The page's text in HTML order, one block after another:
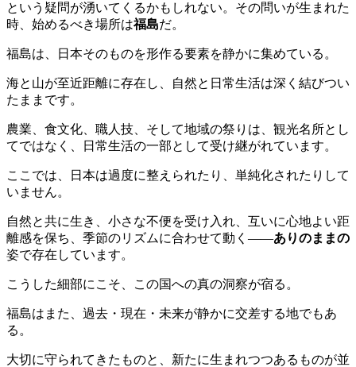
という疑問が湧いてくるかもしれない。その問いが生まれた
時、始めるべき場所は福島だ。
福島は、日本そのものを形作る要素を静かに集めている。
海と山が至近距離に存在し、自然と日常生活は深く結びつい
たままです。
農業、食文化、職人技、そして地域の祭りは、観光名所とし
てではなく、日常生活の一部として受け継がれています。
ここでは、日本は過度に整えられたり、単純化されたりして
いません。
自然と共に生き、小さな不便を受け入れ、互いに心地よい距
離感を保ち、季節のリズムに合わせて動く――ありのままの
姿で存在しています。
こうした細部にこそ、この国への真の洞察が宿る。
福島はまた、過去・現在・未来が静かに交差する地でもあ
る。
大切に守られてきたものと、新たに生まれつつあるものが並